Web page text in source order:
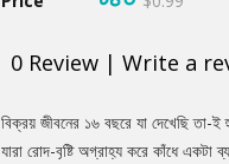
0 Review | Write a
Product
Summery
বিক্রয় জীবনের ১৬ বছরে যা দেখেছি তা-
যারা রোদ-বৃষ্টি অগ্রাহ্য করে কাঁধে